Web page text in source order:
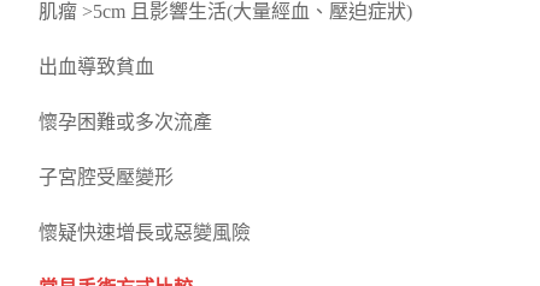
肌瘤 >5cm 且影響生活(大量經血、壓迫症狀)
出血導致貧血
懷孕困難或多次流產
子宮腔受壓變形
懷疑快速增長或惡變風險